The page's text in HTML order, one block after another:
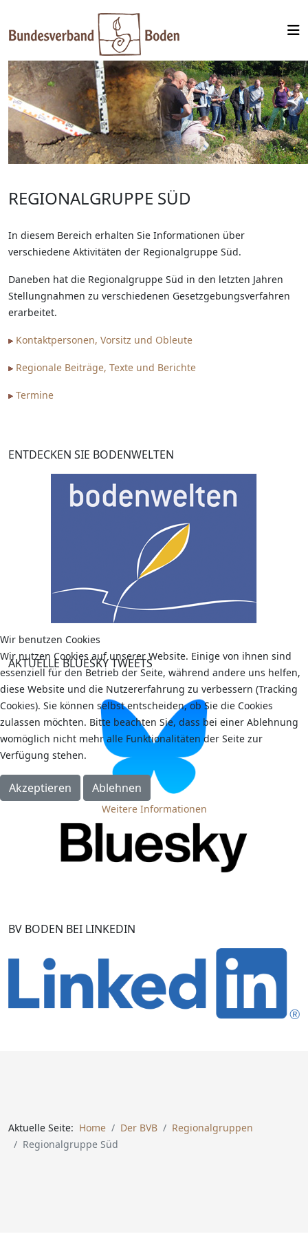
REGIONALGRUPPE SÜD
In diesem Bereich erhalten Sie Informationen über
verschiedene Aktivitäten der Regionalgruppe Süd.
Daneben hat die Regionalgruppe Süd in den letzten Jahren
Stellungnahmen zu verschiedenen Gesetzgebungsverfahren
erarbeitet.
Kontaktpersonen, Vorsitz und Obleute
Regionale Beiträge, Texte und Berichte
Termine
ENTDECKEN SIE BODENWELTEN
AKTUELLE BLUESKY TWEETS
BV BODEN BEI LINKEDIN
Aktuelle Seite: Home Der BVB
Regionalgruppen
Regionalgruppe Süd
Wir benutzen Cookies
Wir nutzen Cookies auf unserer Website. Einige von ihnen sind
essenziell für den Betrieb der Seite, während andere uns helfen,
diese Website und die Nutzererfahrung zu verbessern (Tracking
Cookies). Sie können selbst entscheiden, ob Sie die Cookies
zulassen möchten. Bitte beachten Sie, dass bei einer Ablehnung
womöglich nicht mehr alle Funktionalitäten der Seite zur
Verfügung stehen.
Akzeptieren Ablehnen
Weitere Informationen